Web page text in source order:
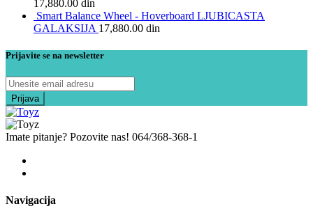
17,880.00 din
Smart Balance Wheel - Hoverboard LJUBICASTA
GALAKSIJA 17,880.00 din
Prijavite se na newsletter
Imate pitanje? Pozovite nas! 064/368-368-1
Navigacija